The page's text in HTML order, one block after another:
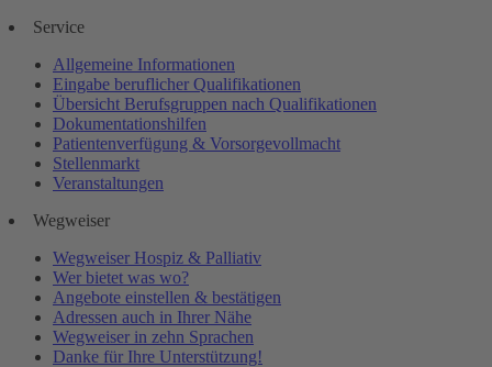
Service
Allgemeine Informationen
Eingabe beruflicher Qualifikationen
Übersicht Berufsgruppen nach Qualifikationen
Dokumentationshilfen
Patientenverfügung & Vorsorgevollmacht
Stellenmarkt
Veranstaltungen
Wegweiser
Wegweiser Hospiz & Palliativ
Wer bietet was wo?
Angebote einstellen & bestätigen
Adressen auch in Ihrer Nähe
Wegweiser in zehn Sprachen
Danke für Ihre Unterstützung!